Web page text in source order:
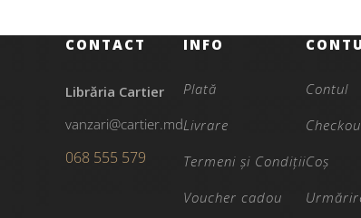
CONTACT
Librăria Cartier
vanzari@cartier.md
068 555 579
INFO
Plată
Livrare
Termeni și Condiții
Voucher cadou
Contul
Coș